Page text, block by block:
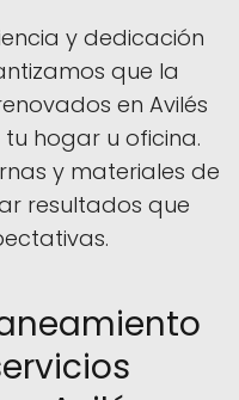
y dedicación
que la
en Avilés
hogar u oficina.
y materiales de
resultados que